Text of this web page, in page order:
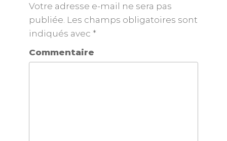
Votre adresse e-mail ne sera pas
publiée. Les champs obligatoires sont
indiqués avec *
Commentaire